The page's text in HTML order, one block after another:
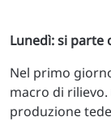
Lunedì: si parte
Nel primo
macro di
produzione